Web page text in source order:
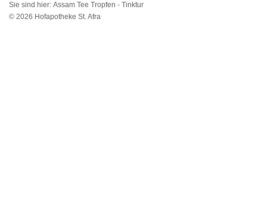
Sie sind hier: Assam Tee Tropfen - Tinktur
© 2026 Hofapotheke St. Afra